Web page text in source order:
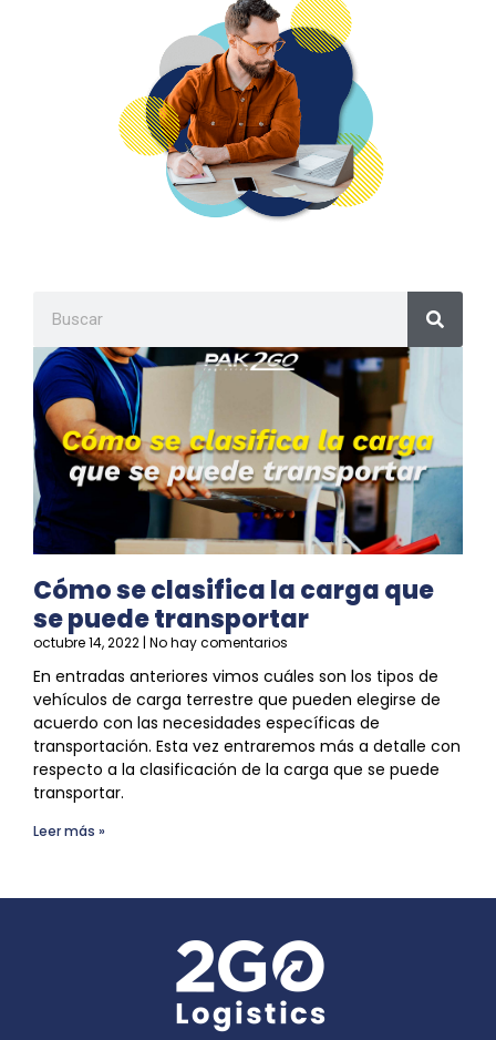
Cómo se clasifica la carga que
se puede transportar
octubre 14, 2022 No hay comentarios
En entradas anteriores vimos cuáles son los tipos de
vehículos de carga terrestre que pueden elegirse de
acuerdo con las necesidades específicas de
transportación. Esta vez entraremos más a detalle con
respecto a la clasificación de la carga que se puede
transportar.
Leer más »